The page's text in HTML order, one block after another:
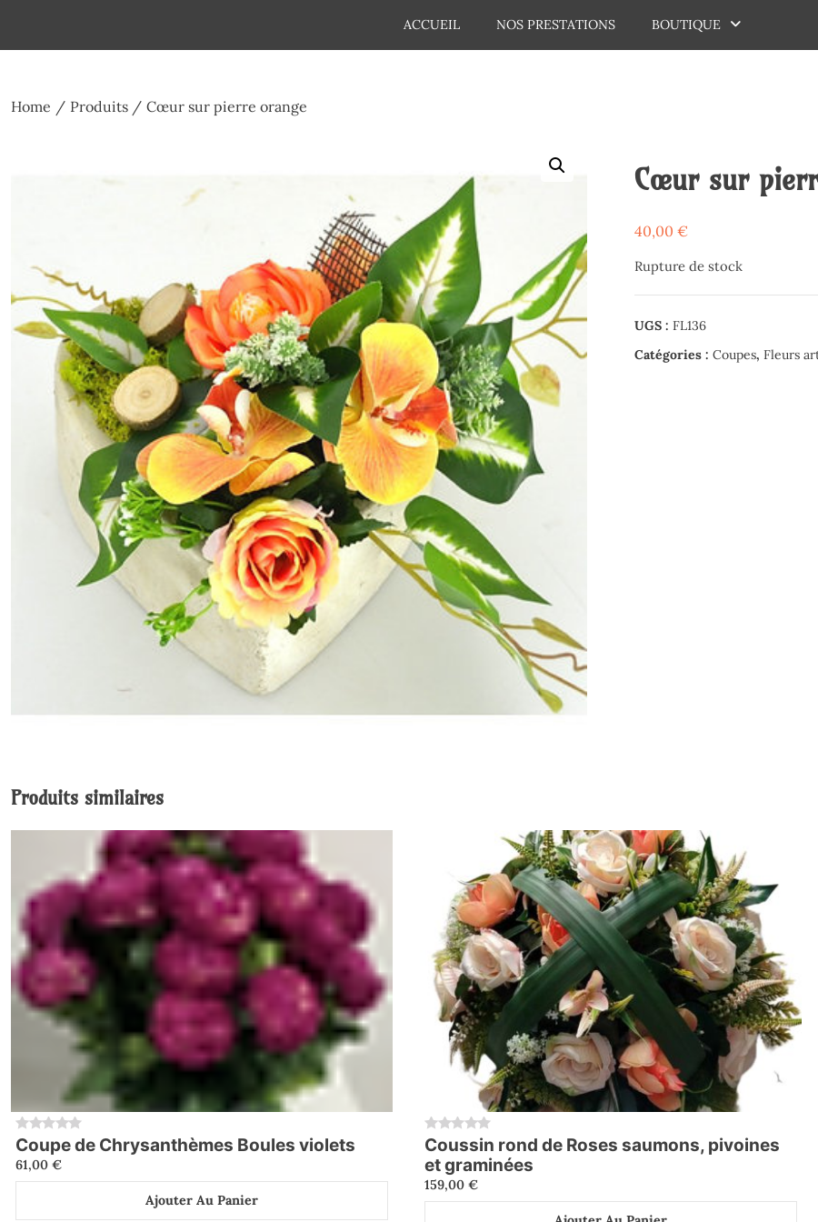
content
Espace Funéraire Michel Gardechaux
ACCUEIL NOS PRESTATIONS BOUTIQUE
Home Produits Cœur sur pierre orange
Cœur sur
40,00€
Rupture de stock
UGS :FL136
Catégories :Coupes,Fleurs
Produits similaires
0
Coupe de Chrysanthèmes Boules violets
61,00 €
Ajouter Au Panier
0
Coussin rond de Roses saumons, pivoines
et graminées
159,00 €